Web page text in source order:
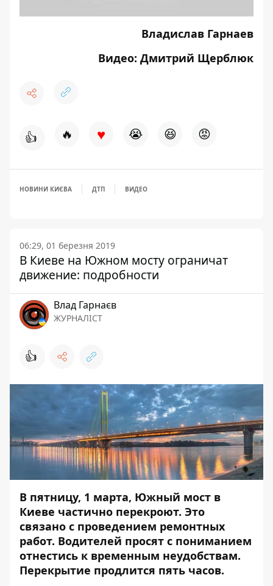
Владислав Гарнаев
Видео: Дмитрий Щерблюк
👍 🔥 ♥ 😭 😆 😡
НОВИНИ КИЄВА ДТП ВИДЕО
06:29, 01 березня 2019
В Киеве на Южном мосту ограничат
движение: подробности
Влад Гарнаєв
ЖУРНАЛІСТ
👍
В пятницу, 1 марта, Южный мост в
Киеве частично перекроют. Это
связано с проведением ремонтных
работ. Водителей просят с пониманием
отнестись к временным неудобствам.
Перекрытие продлится пять часов.